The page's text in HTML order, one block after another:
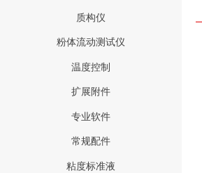
质构仪
粉体流动测试仪
温度控制
扩展附件
专业软件
常规配件
粘度标准液